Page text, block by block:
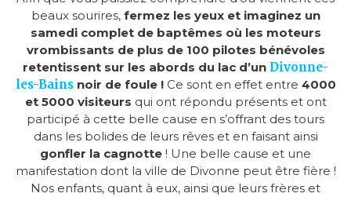
beaux sourires, fermez les yeux et imaginez un
samedi complet de baptêmes où les moteurs
vrombissants de plus de 100 pilotes bénévoles
retentissent sur les abords du lac d’un Divonne-
les-Bainsnoir de foule !Ce sont en effet entre 4000
et 5000 visiteurs qui ont répondu présents et ont
participé à cette belle cause en s’offrant des tours
dans les bolides de leurs rêves et en faisant ainsi
gonfler la cagnotte ! Une belle cause et une
manifestation dont la ville de Divonne peut être fière !
Nos enfants, quant à eux, ainsi que leurs frères et